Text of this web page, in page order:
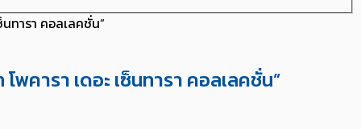
นทารา คอลเลคชั่น”
พคารา เดอะ เซ็นทารา คอลเลคชั่น”